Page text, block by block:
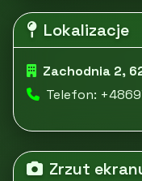
Lokalizacje
Zachodnia 2,
Telefon:
Zrzut